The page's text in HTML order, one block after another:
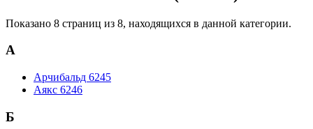
Показано 8 страниц из 8, находящихся в данной категории.
А
Арчибальд 6245
Аякс 6246
Б